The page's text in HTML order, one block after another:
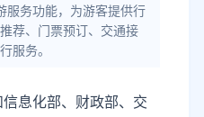
服务功能，为游客提供行
荐、门票预订、交通接
服务。
息化部、财政部、交